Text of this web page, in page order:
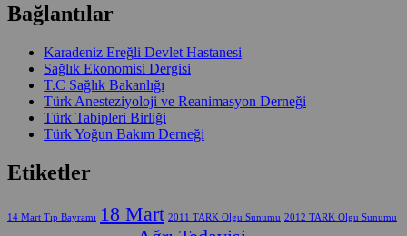
Bağlantılar
Karadeniz Ereğli Devlet Hastanesi
Sağlık Ekonomisi Dergisi
T.C Sağlık Bakanlığı
Türk Anesteziyoloji ve Reanimasyon Derneği
Türk Tabipleri Birliği
Türk Yoğun Bakım Derneği
Etiketler
14 Mart Tıp Bayramı 18 Mart 2011 TARK Olgu Sunumu 2012 TARK Olgu Sunumu